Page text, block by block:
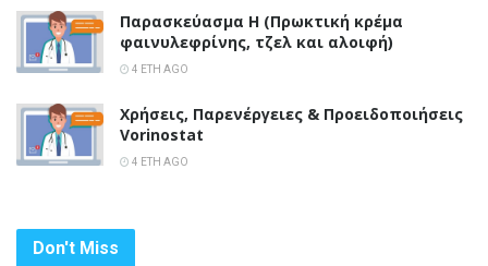
Παρασκεύασμα Η (Πρωκτική κρέμα
φαινυλεφρίνης, τζελ και αλοιφή)
4 ΈΤΗ AGO
Χρήσεις, Παρενέργειες & Προειδοποιήσεις
Vorinostat
4 ΈΤΗ AGO
Don't Miss